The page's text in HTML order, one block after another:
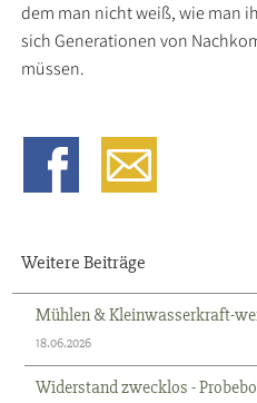
dem man nicht weiß, wie man
sich Generationen von
müssen.
Weitere Beiträge
Mühlen & Kleinwasserkraft-
18.06.2026
Widerstand zwecklos -